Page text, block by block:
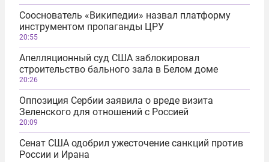
Сооснователь «Википедии» назвал платформу
инструментом пропаганды ЦРУ
20:55
Апелляционный суд США заблокировал
строительство бального зала в Белом доме
20:26
Оппозиция Сербии заявила о вреде визита
Зеленского для отношений с Россией
20:09
Сенат США одобрил ужесточение санкций против
России и Ирана